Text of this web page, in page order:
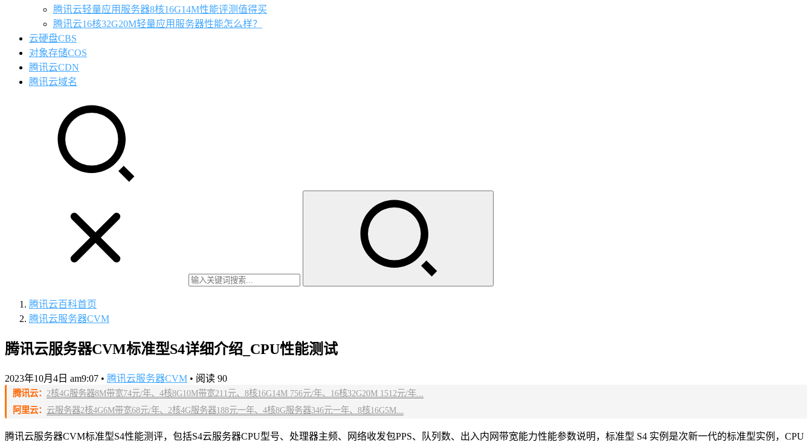
腾讯云轻量应用服务器8核16G14M性能评测值得买
腾讯云16核32G20M轻量应用服务器性能怎么样？
云硬盘CBS
对象存储COS
腾讯云CDN
腾讯云域名
腾讯云百科首页
腾讯云服务器CVM
腾讯云服务器CVM标准型S4详细介绍_CPU性能测试
2023年10月4日 am9:07 • 腾讯云服务器CVM • 阅读 90
腾讯云： 2核4G服务器8M带宽74元/年、4核8G10M带宽211元、8核16G14M 756元/年、16核32G20M 1512元/年...
阿里云： 云服务器2核4G6M带宽68元/年、2核4G服务器188元一年、4核8G服务器346元一年、8核16G5M...
腾讯云服务器CVM标准型S4性能测评，包括S4云服务器CPU型号、处理器主频、网络收发包PPS、队列数、出入内网带宽能力性能参数说明，标准型 S4 实例是次新一代的标准型实例，CPU